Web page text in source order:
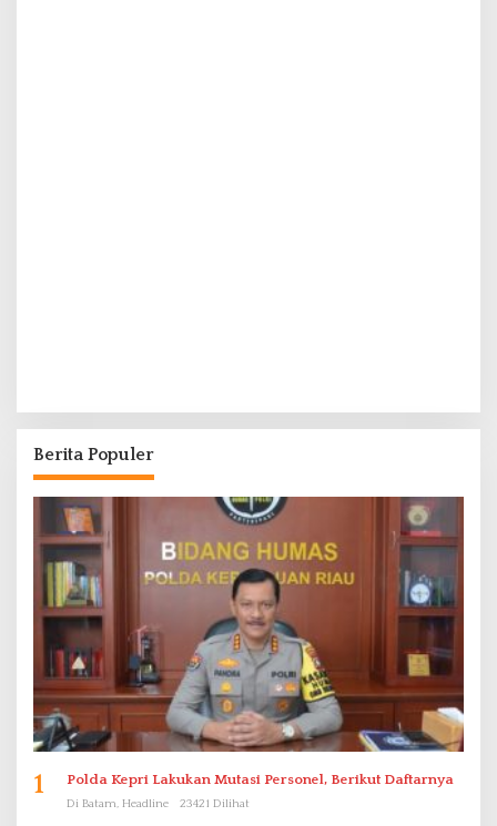
Berita Populer
1 Polda Kepri Lakukan Mutasi Personel, Berikut Daftarnya
Di Batam, Headline 23421 Dilihat